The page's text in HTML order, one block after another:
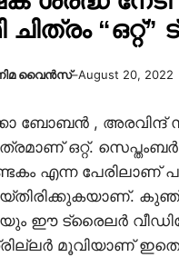
ചിത്രം
വൈൻസ്–August 20, 2022
ബോബൻ , അരവിന്ദ്
ഒറ്റ്.
എന്ന പേരിലാണ്
ഈ ട്രൈലർ
മൂവിയാണ്